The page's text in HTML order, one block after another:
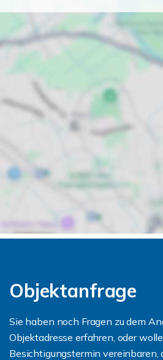
Objektanfrage
Sie haben noch Fragen zu dem
Objektadresse erfahren, oder
Besichtigungstermin vereinbaren,